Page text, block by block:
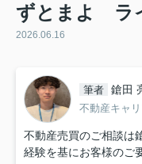
ずとまよ ラ
2026.06.16
筆者 鎗田
不動産キャ
不動産売買のご相談は
経験を基にお客様のご